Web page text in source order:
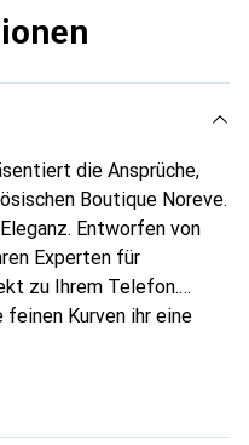
die Ansprüche,
Boutique Noreve.
Entworfen von
Experten für
zu Ihrem Telefon.
Kurven ihr eine
Smartphones.
für eine